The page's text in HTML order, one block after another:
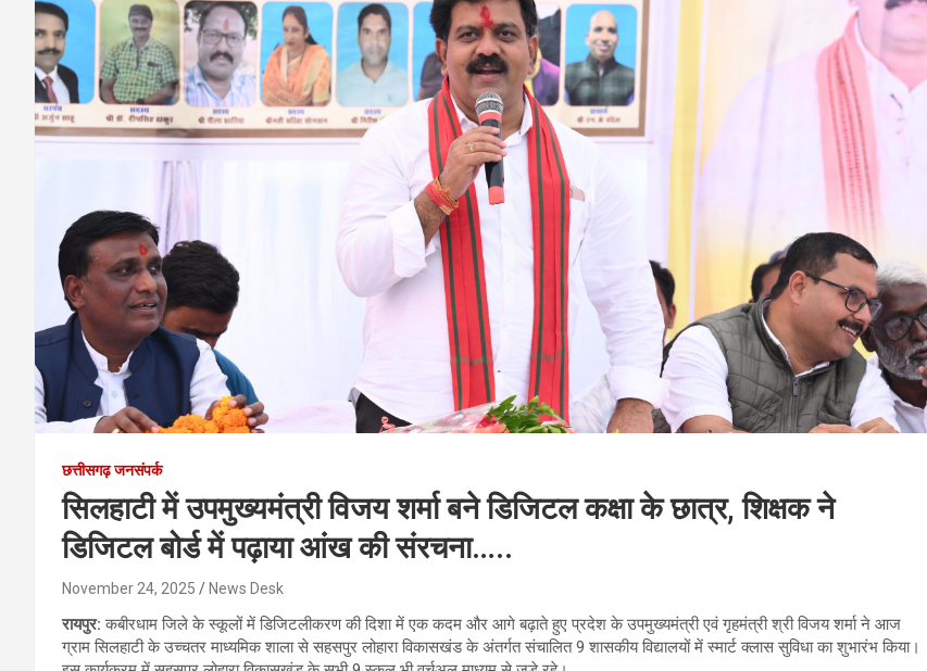
छत्तीसगढ़ जनसंपर्क
सिलहाटी में उपमुख्यमंत्री विजय शर्मा बने डिजिटल कक्षा के छात्र, शिक्षक ने
डिजिटल बोर्ड में पढ़ाया आंख की संरचना…..
November 24, 2025 News Desk
रायपुर:कबीरधाम जिले के स्कूलों में डिजिटलीकरण की दिशा में एक कदम और आगे बढ़ाते हुए प्रदेश के उपमुख्यमंत्री एवं गृहमंत्री श्री विजय शर्मा ने आज
ग्राम सिलहाटी के उच्चतर माध्यमिक शाला से सहसपुर लोहारा विकासखंड के अंतर्गत संचालित 9 शासकीय विद्यालयों में स्मार्ट क्लास सुविधा का शुभारंभ किया।